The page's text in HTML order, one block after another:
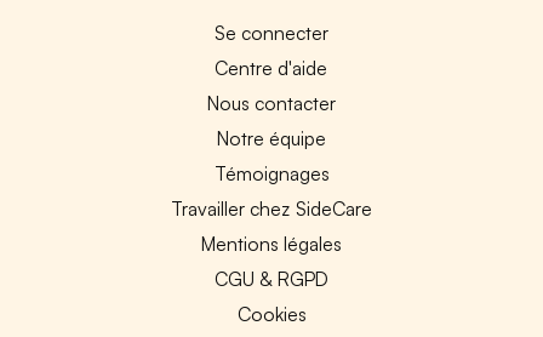
Se connecter
Centre d'aide
Nous contacter
Notre équipe
Témoignages
Travailler chez SideCare
Mentions légales
CGU & RGPD
Cookies